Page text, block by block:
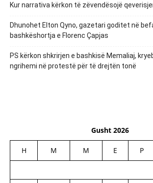
Kur narrativa kërkon të zëvendësojë
Dhunohet Elton Qyno, gazetari goditet në
bashkëshortja e Florenc Çapjas
PS kërkon shkrirjen e bashkisë Memaliaj,
ngrihemi në protestë për të drejtën tonë
Gusht 2026
H M M E P